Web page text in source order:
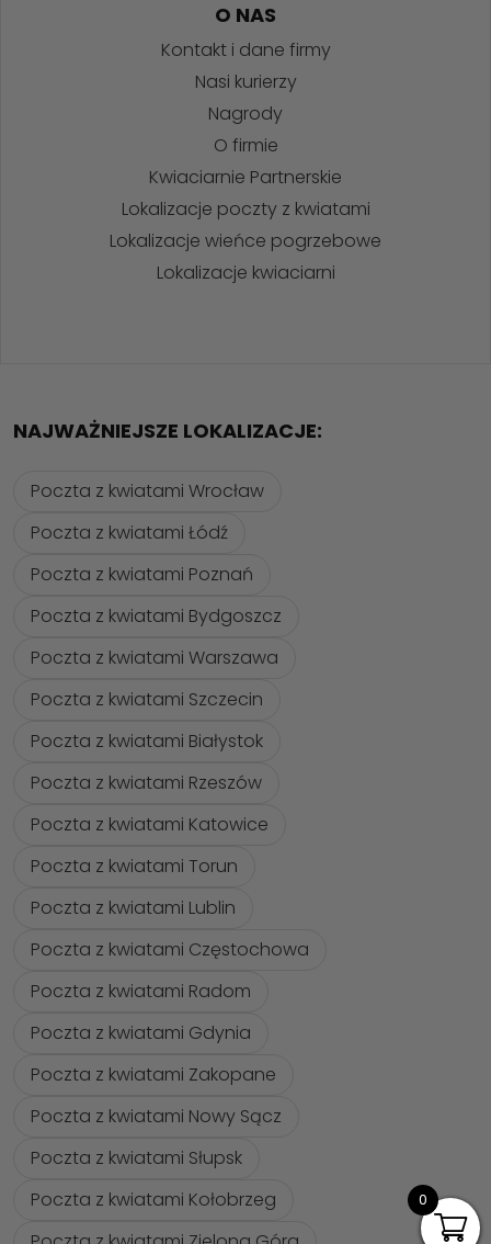
O NAS
Kontakt i dane firmy
Nasi kurierzy
Nagrody
O firmie
Kwiaciarnie Partnerskie
Lokalizacje poczty z kwiatami
Lokalizacje wieńce pogrzebowe
Lokalizacje kwiaciarni
NAJWAŻNIEJSZE LOKALIZACJE:
Poczta z kwiatami Wrocław
Poczta z kwiatami Łódź
Poczta z kwiatami Poznań
Poczta z kwiatami Bydgoszcz
Poczta z kwiatami Warszawa
Poczta z kwiatami Szczecin
Poczta z kwiatami Białystok
Poczta z kwiatami Rzeszów
Poczta z kwiatami Katowice
Poczta z kwiatami Torun
Poczta z kwiatami Lublin
Poczta z kwiatami Częstochowa
Poczta z kwiatami Radom
Poczta z kwiatami Gdynia
Poczta z kwiatami Zakopane
Poczta z kwiatami Nowy Sącz
Poczta z kwiatami Słupsk
Poczta z kwiatami Kołobrzeg
0